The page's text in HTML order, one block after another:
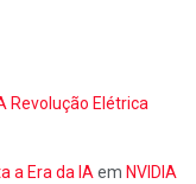
Revolução Elétrica
a Era da IAem NVIDIA